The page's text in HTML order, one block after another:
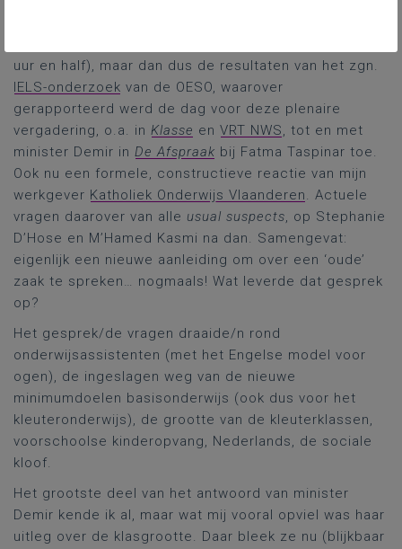
uur en half), maar dan dus de resultaten van het zgn.
IELS-onderzoek van de OESO, waarover
gerapporteerd werd de dag voor deze plenaire
vergadering, o.a. in Klasse en VRT NWS, tot en met
minister Demir in De Afspraak bij Fatma Taspinar toe.
Ook nu een formele, constructieve reactie van mijn
werkgever Katholiek Onderwijs Vlaanderen. Actuele
vragen daarover van alle usual suspects, op Stephanie
D’Hose en M’Hamed Kasmi na dan. Samengevat:
eigenlijk een nieuwe aanleiding om over een ‘oude’
zaak te spreken… nogmaals! Wat leverde dat gesprek
op?
Het gesprek/de vragen draaide/n rond
onderwijsassistenten (met het Engelse model voor
ogen), de ingeslagen weg van de nieuwe
minimumdoelen basisonderwijs (ook dus voor het
kleuteronderwijs), de grootte van de kleuterklassen,
voorschoolse kinderopvang, Nederlands, de sociale
kloof.
Het grootste deel van het antwoord van minister
Demir kende ik al, maar wat mij vooral opviel was haar
uitleg over de klasgrootte. Daar bleek ze nu (blijkbaar